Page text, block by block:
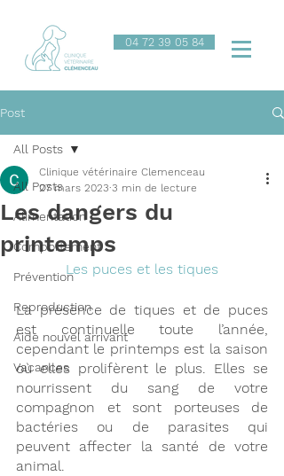
04 72 39 05 84
Post
All Posts
Alimentation
Comportement
Prévention
Reproduction
Aide nouvel arrivant
Vacances
All Posts
Les dangers du
printemps
Clinique vétérinaire Clemenceau
27 mars 2023 3 min de lecture
Les puces et les tiques
La présence de tiques et de puces
est continuelle toute l’année,
cependant le printemps est la saison
où elles prolifèrent le plus. Elles se
nourrissent du sang de votre
compagnon et sont porteuses de
bactéries ou de parasites qui
peuvent affecter la santé de votre
animal.